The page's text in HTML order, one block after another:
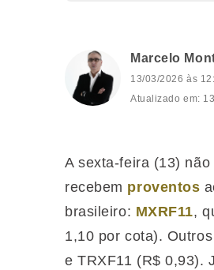
Marcelo
13/03/2026 às
Atualizado em:
A sexta-feira (13)
recebem proventos
brasileiro: MXRF11,
1,10 por cota).
e TRXF11 (R$ 0,93).